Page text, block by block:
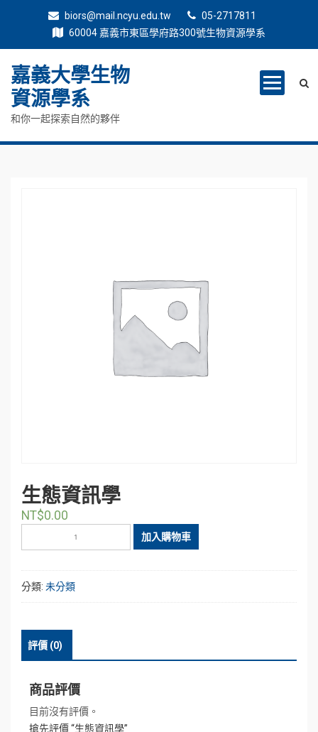
biors@mail.ncyu.edu.tw
05-2717811
60004 嘉義市東區學府路300號生物資源學系
嘉義大學生物
資源學系
和你一起探索自然的夥伴
生態資訊學
NT$0.00
態
訊
學
加入購物車
分類: 未分類
評價 (0)
商品評價
目前沒有評價。
搶先評價 “生態資訊學”